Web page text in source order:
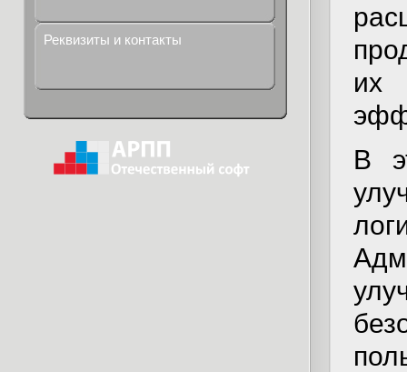
Реквизиты и контакты
их
В